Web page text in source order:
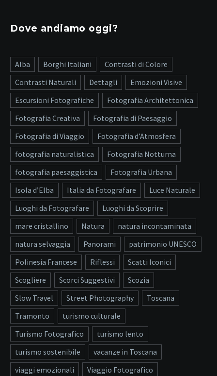
Dove andiamo oggi?
Alba Borghi Italiani
Contrasti di Colore
Contrasti Naturali
Dettagli
Emozioni Visive
Escursioni Fotografiche
Fotografia Architettonica
Fotografia Creativa
Fotografia di Paesaggio
Fotografia di Viaggio
Fotografia d’Atmosfera
fotografia naturalistica
Fotografia Notturna
fotografia paesaggistica
Fotografia Urbana
Isola d’Elba
Italia da Fotografare
Luce Naturale
Luoghi da Fotografare
Luoghi da Scoprire
mare cristallino
Natura
natura incontaminata
natura selvaggia
Panorami
patrimonio UNESCO
Polinesia Francese
Riflessi
Scatti Iconici
Scogliere
Scorci Suggestivi
Scozia
Slow Travel
Street Photography
Toscana
Tramonto
turismo culturale
Turismo Fotografico
turismo lento
turismo sostenibile
vacanze in Toscana
viaggi emozionali
Viaggio Fotografico